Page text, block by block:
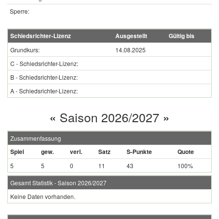
Sperre:
Schiedsrichter-Lizenz Ausgestellt Gültig bis
Grundkurs:
14.08.2025
C - Schiedsrichter-Lizenz:
B - Schiedsrichter-Lizenz:
A - Schiedsrichter-Lizenz:
« Saison 2026/2027 »
Zusammenfassung
Spiel gew. verl. Satz S-Punkte Quote
5 5 0 11 43 100%
Gesamt Statistik - Saison 2026/2027
Keine Daten vorhanden.